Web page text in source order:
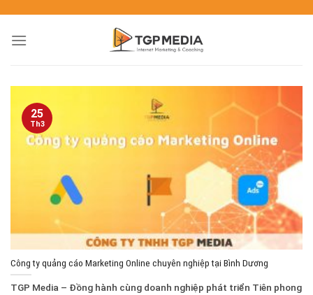
Công ty quảng cáo Marketing Online chuyên nghiệp tại Bình Dương
TGP Media – Đồng hành cùng doanh nghiệp phát triển Tiên phong
25
Th3